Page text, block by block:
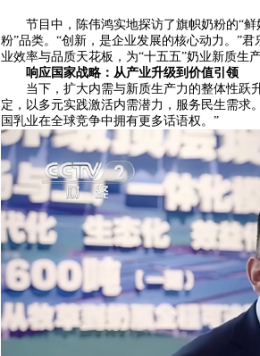
节目中，陈伟鸿实地探访了旗帜奶粉的“
粉”品类。“创新，是企业发展的核心动力。”
业效率与品质天花板，为“十五五”奶业新质生
响应国家战略 ： 从产业升级到价值引领
当下，扩大内需与新质生产力的整体性跃
定，以多元实践激活内需潜力，服务民生需求
国乳业在全球竞争中拥有更多话语权。”